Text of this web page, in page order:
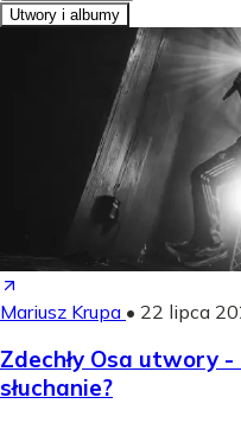
Utwory i albumy
Mariusz Krupa • 22 lipca
Zdechły Osa utwory
słuchanie?